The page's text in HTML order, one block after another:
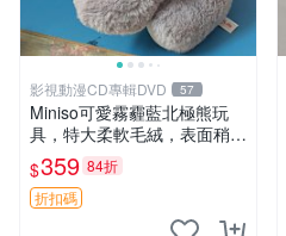
影視動漫CD專輯DVD 57
Miniso可愛霧霾藍北極熊玩
具，特大柔軟毛絨，表面稍有
使用痕跡，適合居家擺放 23
CM 毛絨玩具 北極熊 魯班熊
$359 84折
折扣碼